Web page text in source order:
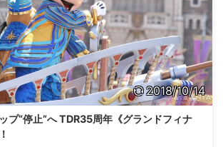
2018/10/14
プ“停止”へ TDR35周年《グランドフィナ